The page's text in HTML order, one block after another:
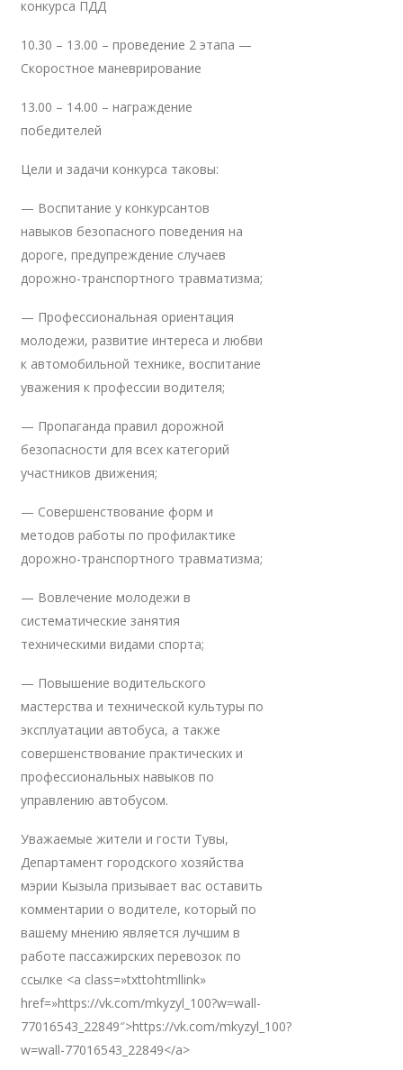
конкурса ПДД
10.30 – 13.00 – проведение 2 этапа —
Скоростное маневрирование
13.00 – 14.00 – награждение
победителей
Цели и задачи конкурса таковы:
— Воспитание у конкурсантов
навыков безопасного поведения на
дороге, предупреждение случаев
дорожно-транспортного травматизма;
— Профессиональная ориентация
молодежи, развитие интереса и любви
к автомобильной технике, воспитание
уважения к профессии водителя;
— Пропаганда правил дорожной
безопасности для всех категорий
участников движения;
— Совершенствование форм и
методов работы по профилактике
дорожно-транспортного травматизма;
— Вовлечение молодежи в
систематические занятия
техническими видами спорта;
— Повышение водительского
мастерства и технической культуры по
эксплуатации автобуса, а также
совершенствование практических и
профессиональных навыков по
управлению автобусом.
Уважаемые жители и гости Тувы,
Департамент городского хозяйства
мэрии Кызыла призывает вас оставить
комментарии о водителе, который по
вашему мнению является лучшим в
работе пассажирских перевозок по
ссылке <a class=»txttohtmllink»
href=»https://vk.com/mkyzyl_100?w=wall-
77016543_22849″>https://vk.com/mkyzyl_100?
w=wall-77016543_22849</a>